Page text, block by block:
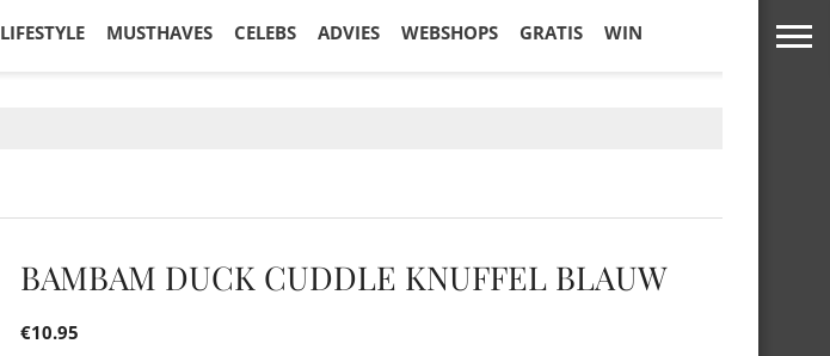
LIFESTYLE MUSTHAVES CELEBS ADVIES WEBSHOPS GRATIS WIN
BAMBAM DUCK CUDDLE KNUFFEL BLAUW
€10.95